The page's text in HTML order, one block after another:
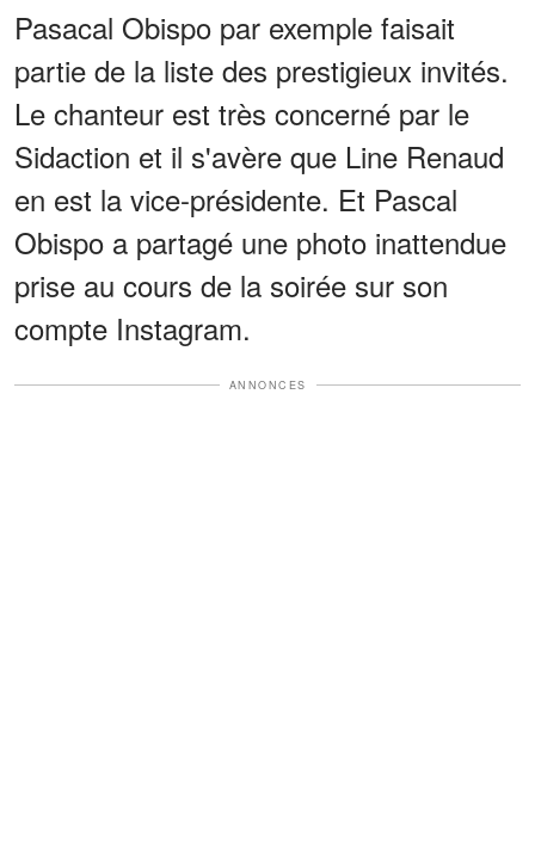
Pasacal Obispo par exemple faisait
partie de la liste des prestigieux invités.
Le chanteur est très concerné par le
Sidaction et il s'avère que Line Renaud
en est la vice-présidente. Et Pascal
Obispo a partagé une photo inattendue
prise au cours de la soirée sur son
compte Instagram.
ANNONCES